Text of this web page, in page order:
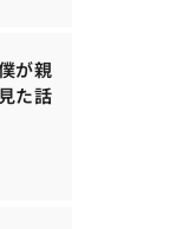
が親
た話